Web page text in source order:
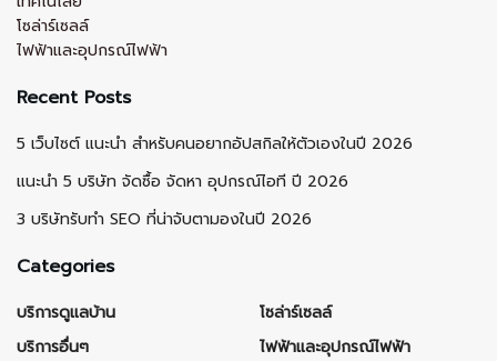
โซล่าร์เซลล์
ไฟฟ้าและอุปกรณ์ไฟฟ้า
Recent Posts
5 เว็บไซต์ แนะนำ สำหรับคนอยากอัปสกิลให้ตัวเองในปี 2026
แนะนำ 5 บริษัท จัดซื้อ จัดหา อุปกรณ์ไอที ปี 2026
3 บริษัทรับทำ SEO ที่น่าจับตามองในปี 2026
Categories
บริการดูแลบ้าน
บริการอื่นๆ
โซล่าร์เซลล์
ไฟฟ้าและอุปกรณ์ไฟฟ้า